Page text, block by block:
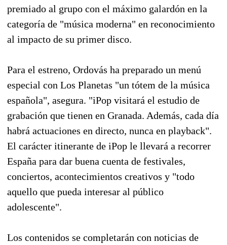
premiado al grupo con el máximo galardón en la
categoría de "música moderna" en reconocimiento
al impacto de su primer disco.
Para el estreno, Ordovás ha preparado un menú
especial con Los Planetas "un tótem de la música
española", asegura. "iPop visitará el estudio de
grabación que tienen en Granada. Además, cada día
habrá actuaciones en directo, nunca en playback".
El carácter itinerante de iPop le llevará a recorrer
España para dar buena cuenta de festivales,
conciertos, acontecimientos creativos y "todo
aquello que pueda interesar al público
adolescente".
Los contenidos se completarán con noticias de